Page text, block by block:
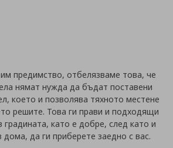
предимство, отбелязваме това, че
нямат нужда да бъдат поставени
което и позволява тяхното местене
решите. Това ги прави и подходящи
градината, като е добре, след като и
дома, да ги приберете заедно с вас.